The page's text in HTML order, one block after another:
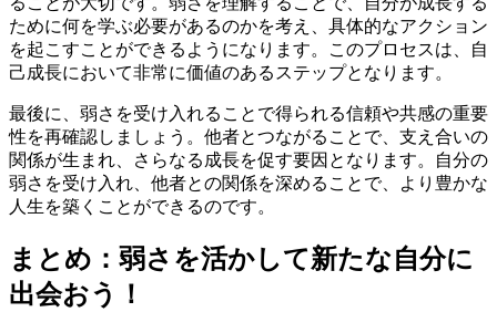
ために何を学ぶ必要があるのかを考え、具体的なアクション
を起こすことができるようになります。このプロセスは、自
己成長において非常に価値のあるステップとなります。
最後に、弱さを受け入れることで得られる信頼や共感の重要
性を再確認しましょう。他者とつながることで、支え合いの
関係が生まれ、さらなる成長を促す要因となります。自分の
弱さを受け入れ、他者との関係を深めることで、より豊かな
人生を築くことができるのです。
まとめ：弱さを活かして新たな自分に
出会おう！